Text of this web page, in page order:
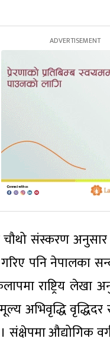
चौथो संस्करण
पनि नेपालका
राष्ट्रिय
वृद्धिदर र
औद्योगिक